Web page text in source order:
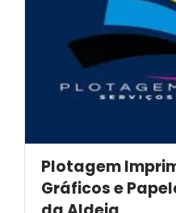
Plotagem
Gráficos e